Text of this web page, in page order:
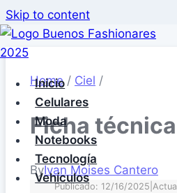
Skip to content
Inicio
Celulares
Moda
Notebooks
Tecnología
Vehículos
Home / Ciel /
Ficha
ByIvan Moises Cantero
Publicado: 12/16/2025